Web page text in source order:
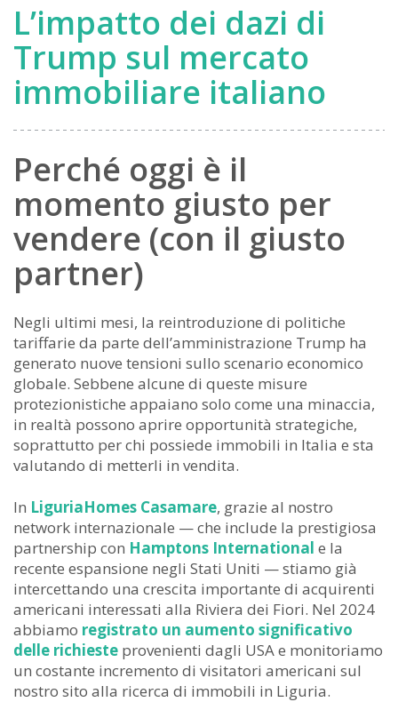
L’impatto dei dazi di
Trump sul mercato
immobiliare italiano
Perché oggi è il
momento giusto per
vendere (con il giusto
partner)
Negli ultimi mesi, la reintroduzione di politiche
tariffarie da parte dell’amministrazione Trump ha
generato nuove tensioni sullo scenario economico
globale. Sebbene alcune di queste misure
protezionistiche appaiano solo come una minaccia,
in realtà possono aprire opportunità strategiche,
soprattutto per chi possiede immobili in Italia e sta
valutando di metterli in vendita.
In LiguriaHomes Casamare, grazie al nostro
network internazionale — che include la prestigiosa
partnership con Hamptons International e la
recente espansione negli Stati Uniti — stiamo già
intercettando una crescita importante di acquirenti
americani interessati alla Riviera dei Fiori. Nel 2024
abbiamo registrato un aumento significativo
delle richieste provenienti dagli USA e monitoriamo
un costante incremento di visitatori americani sul
nostro sito alla ricerca di immobili in Liguria.